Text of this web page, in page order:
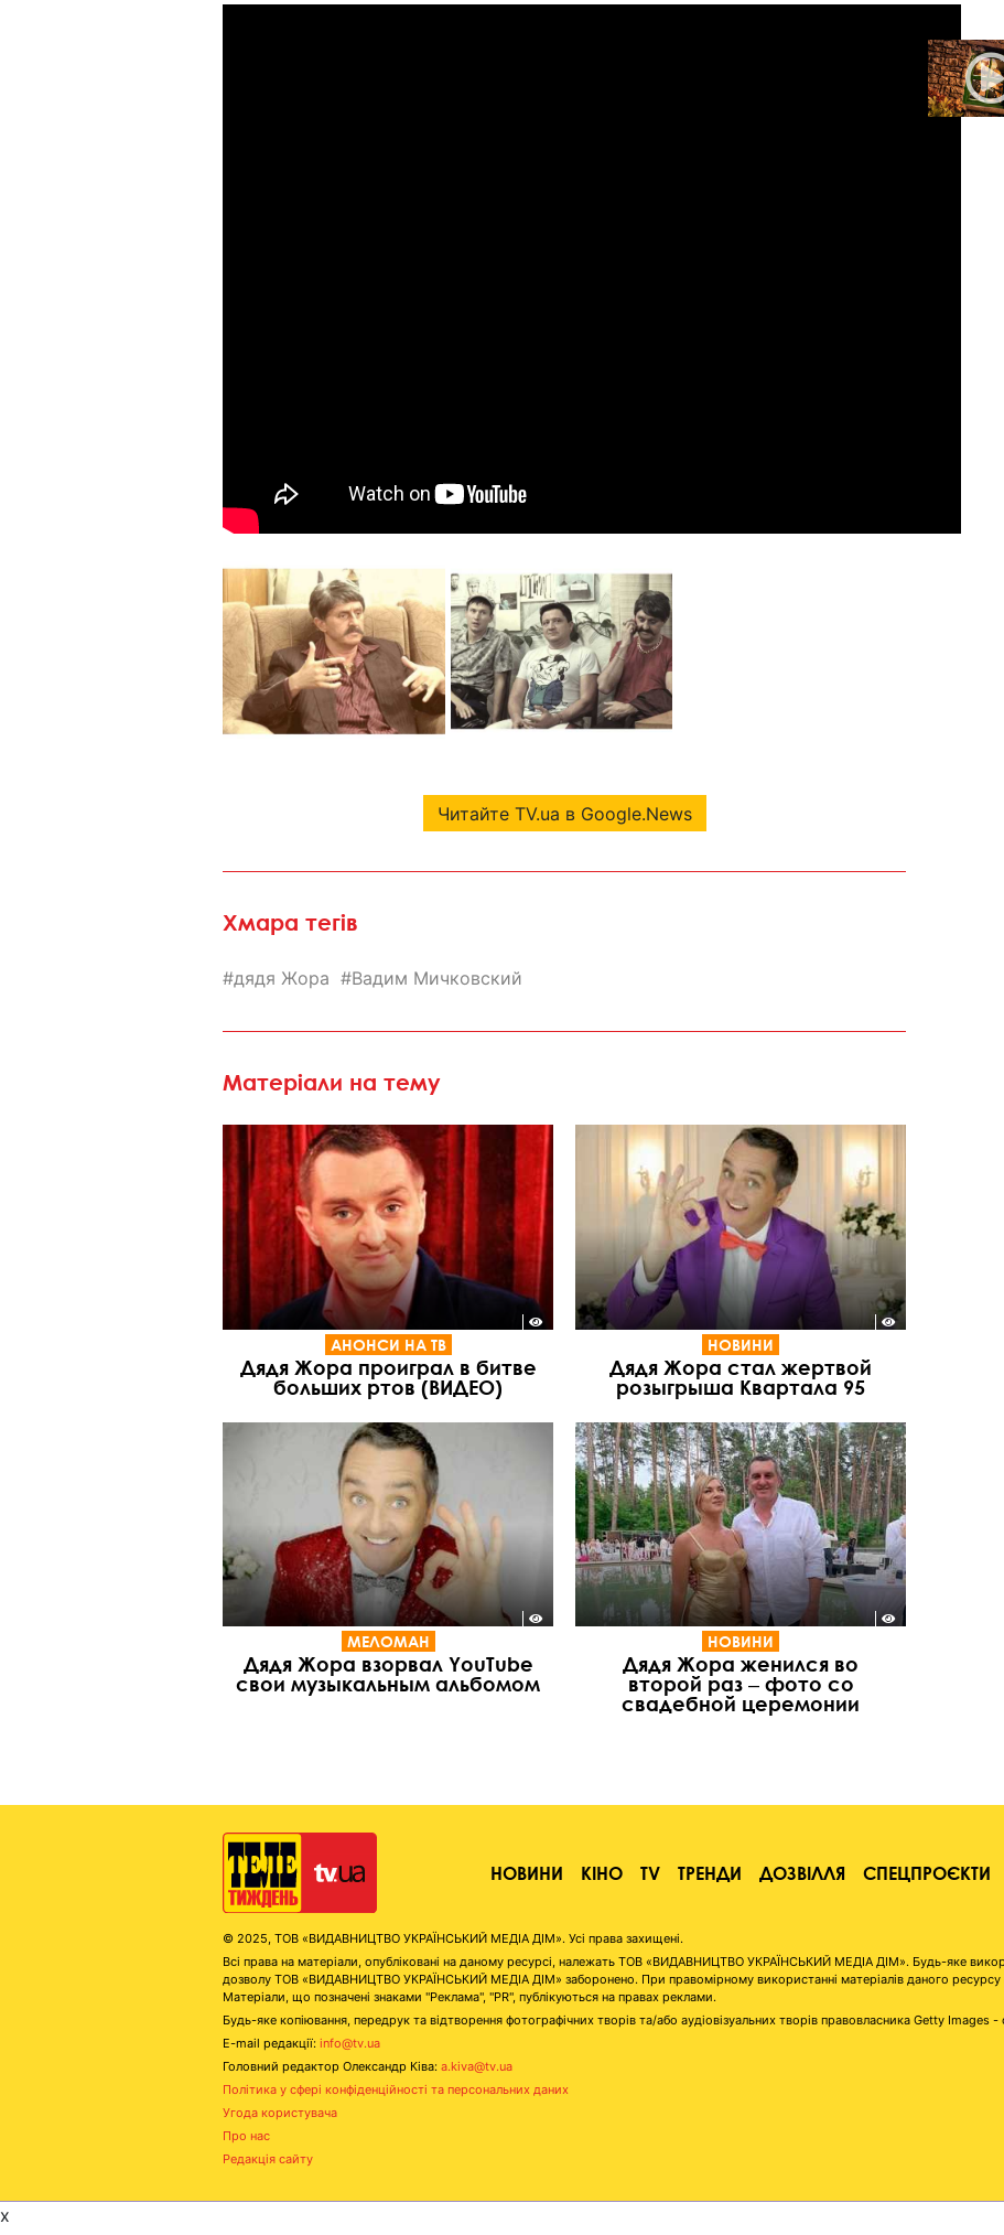
Читайте TV.ua в Google.News
Хмара тегів
дядя Жора Вадим Мичковский
Матеріали на тему
АНОНСИ НА ТВ
Дядя Жора проиграл в битве
больших ртов (ВИДЕО)
НОВИНИ
Дядя Жора стал жертвой
розыгрыша Квартала 95
МЕЛОМАН
Дядя Жора взорвал YouTube
свои музыкальным альбомом
НОВИНИ
Дядя Жора женился во
второй раз ‒ фото со
свадебной церемонии
НОВИНИ КІНО TV ТРЕНДИ ДОЗВІЛЛЯ СПЕЦПРОЄКТИ
© 2025, ТОВ «ВИДАВНИЦТВО УКРАЇНСЬКИЙ МЕДІА ДІМ». Усі права захищені.
Всі права на матеріали, опубліковані на даному ресурсі, належать ТОВ «ВИДАВНИЦТВО УКРАЇНСЬКИЙ МЕДІА ДІМ». Будь-яке
дозволу ТОВ «ВИДАВНИЦТВО УКРАЇНСЬКИЙ МЕДІА ДІМ» заборонено. При правомірному використанні матеріалів даного ресурсу
Матеріали, що позначені знаками "Реклама", "PR", публікуються на правах реклами.
Будь-яке копіювання, передрук та відтворення фотографічних творів та/або аудіовізуальних творів правовласника Getty Images
E-mail редакції: info@tv.ua
Головний редактор Олександр Ківа: a.kiva@tv.ua
Політика у сфері конфіденційності та персональних даних
Угода користувача
Про нас
Редакція сайту
x